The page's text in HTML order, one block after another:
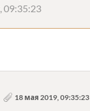
09:35:23
18 мая 2019, 09:35:23